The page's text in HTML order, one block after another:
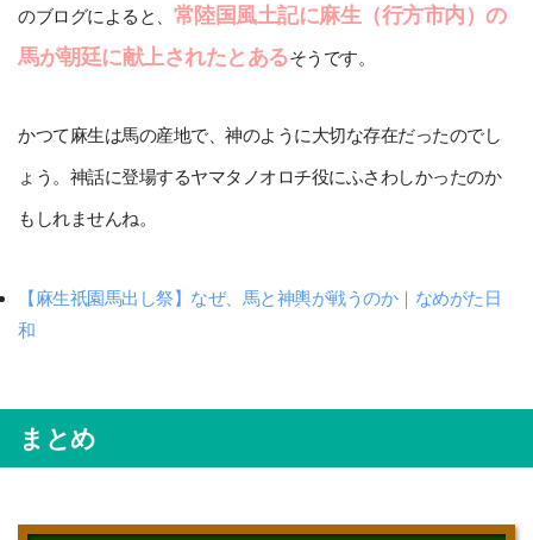
のブログによると、 常陸国風土記に麻生（行方市内）の
馬が朝廷に献上されたとあるそうです。
かつて麻生は馬の産地で、神のように大切な存在だったのでし
ょう。神話に登場するヤマタノオロチ役にふさわしかったのか
もしれませんね。
【麻生祇園馬出し祭】なぜ、馬と神輿が戦うのか｜なめがた日
和
まとめ